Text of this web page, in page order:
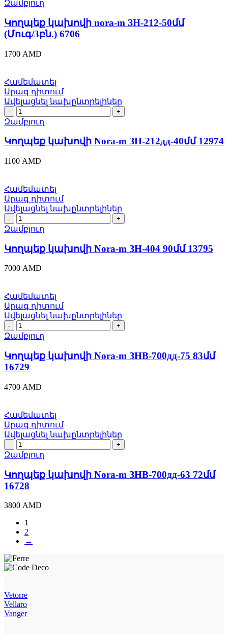
nora-
m
ЗН-212-
50մմ
6706
Զամբյուղ
Կողպեք կախովի nora-m ЗН-212-50մմ
(Մուգ/3բն.) 6706
1700 AMD
Համեմատել
Արագ դիտում
Ավելացնել նախընտրելիներ
Կողպեք
կախովի
Nora-
m
ЗН-212дд-40մմ
12974
quantity
Զամբյուղ
Կողպեք կախովի Nora-m ЗН-212дд-40մմ 12974
1100 AMD
Համեմատել
Արագ դիտում
Ավելացնել նախընտրելիներ
Կողպեք
կախովի
Nora-
m
ЗН-404
90մմ
13795
Զամբյուղ
Կողպեք կախովի Nora-m ЗН-404 90մմ 13795
7000 AMD
Համեմատել
Արագ դիտում
Ավելացնել նախընտրելիներ
Կողպեք
կախովի
Nora-
m
ЗНВ-700дд-75
83մմ
quantity
Զամբյուղ
Կողպեք կախովի Nora-m ЗНВ-700дд-75 83մմ
16729
4700 AMD
Համեմատել
Արագ դիտում
Ավելացնել նախընտրելիներ
Կողպեք
կախովի
Nora-
m
ЗНВ-700дд-63
72մմ
quantity
Զամբյուղ
Կողպեք կախովի Nora-m ЗНВ-700дд-63 72մմ
16728
3800 AMD
1
2
→
Vetorre
Vellaro
Vanger